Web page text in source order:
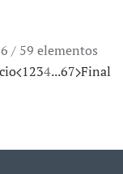
/ 59 elementos
1234...67 Final